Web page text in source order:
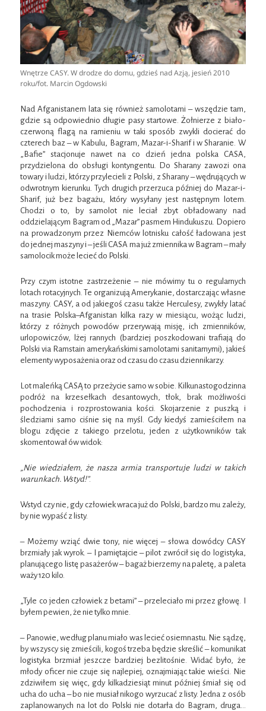
Wnętrze CASY. W drodze do domu, gdzieś nad Azją, jesień 2010
roku/fot. Marcin Ogdowski
Nad Afganistanem lata się również samolotami – wszędzie tam,
gdzie są odpowiednio długie pasy startowe. Żołnierze z biało-
czerwoną flagą na ramieniu w taki sposób zwykli docierać do
czterech baz – w Kabulu, Bagram, Mazar-i-Sharif i w Sharanie. W
„Bafie” stacjonuje nawet na co dzień jedna polska CASA,
przydzielona do obsługi kontyngentu. Do Sharany zawozi ona
towary i ludzi, którzy przylecieli z Polski, z Sharany – wędrujących w
odwrotnym kierunku. Tych drugich przerzuca później do Mazar-i-
Sharif, już bez bagażu, który wysyłany jest następnym lotem.
Chodzi o to, by samolot nie leciał zbyt obładowany nad
oddzielającym Bagram od „Mazar” pasmem Hindukuszu. Dopiero
na prowadzonym przez Niemców lotnisku całość ładowana jest
do jednej maszyny i – jeśli CASA ma już zmiennika w Bagram – mały
samolocik może lecieć do Polski.
Przy czym istotne zastrzeżenie – nie mówimy tu o regularnych
lotach rotacyjnych. Te organizują Amerykanie, dostarczając własne
maszyny. CASY, a od jakiegoś czasu także Herculesy, zwykły latać
na trasie Polska–Afganistan kilka razy w miesiącu, wożąc ludzi,
którzy z różnych powodów przerywają misję, ich zmienników,
urlopowiczów, lżej rannych (bardziej poszkodowani trafiają do
Polski via Ramstain amerykańskimi samolotami sanitarnymi), jakieś
elementy wyposażenia oraz od czasu do czasu dziennikarzy.
Lot maleńką CASĄ to przeżycie samo w sobie. Kilkunastogodzinna
podróż na krzesełkach desantowych, tłok, brak możliwości
pochodzenia i rozprostowania kości. Skojarzenie z puszką i
śledziami samo ciśnie się na myśl. Gdy kiedyś zamieściłem na
blogu zdjęcie z takiego przelotu, jeden z użytkowników tak
skomentował ów widok:
„Nie wiedziałem, że nasza armia transportuje ludzi w takich
warunkach. Wstyd!”.
Wstyd czy nie, gdy człowiek wraca już do Polski, bardzo mu zależy,
by nie wypaść z listy.
– Możemy wziąć dwie tony, nie więcej – słowa dowódcy CASY
brzmiały jak wyrok. – I pamiętajcie – pilot zwrócił się do logistyka,
planującego listę pasażerów – bagaż bierzemy na paletę, a paleta
waży 120 kilo.
„Tyle co jeden człowiek z betami” – przeleciało mi przez głowę. I
byłem pewien, że nie tylko mnie.
– Panowie, według planu miało was lecieć osiemnastu. Nie sądzę,
by wszyscy się zmieścili, kogoś trzeba będzie skreślić – komunikat
logistyka brzmiał jeszcze bardziej bezlitośnie. Widać było, że
młody oficer nie czuje się najlepiej, oznajmiając takie wieści. Nie
zdziwiłem się więc, gdy kilkadziesiąt minut później śmiał się od
ucha do ucha – bo nie musiał nikogo wyrzucać z listy. Jedna z osób
zaplanowanych na lot do Polski nie dotarła do Bagram, druga…